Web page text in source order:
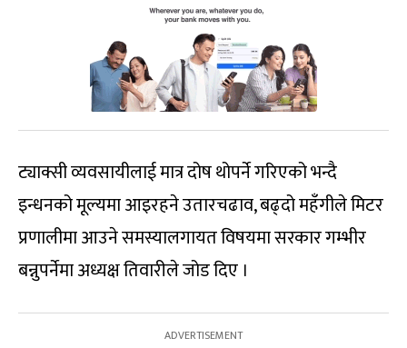
ट्याक्सी व्यवसायीलाई मात्र दोष थोपर्ने गरिएको भन्दै
इन्धनको मूल्यमा आइरहने उतारचढाव, बढ्दो महँगीले मिटर
प्रणालीमा आउने समस्यालगायत विषयमा सरकार गम्भीर
बन्नुपर्नेमा अध्यक्ष तिवारीले जोड दिए ।